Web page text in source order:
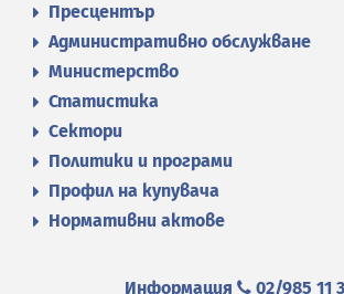
Пресцентър
Административно обслужване
Министерство
Статистика
Сектори
Политики и програми
Профил на купувача
Нормативни актове
Информация 02/985 11